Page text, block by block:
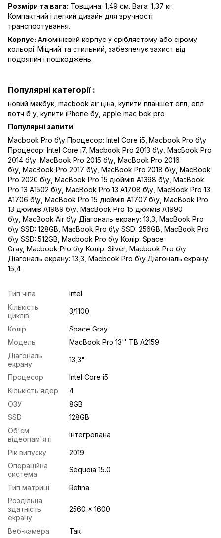
Розміри та вага: Товщина: 1,49 см. Вага: 1,37 кг.
Компактний і легкий дизайн для зручності
транспортування.
Корпус: Алюмінієвий корпус у сріблястому або сірому
кольорі. Міцний та стильний, забезпечує захист від
подряпин і пошкоджень.
Популярні категорії :
новий макбук, macbook air ціна, купити планшет епл, епл
вотч б у, купити iPhone бу, apple mac bok pro
Популярні запити:
Macbook Pro б\у Процесор: Intel Core i5, Macbook Pro б\у
Процесор: Intel Core i7, Macbook Pro 2013 б\у, MacBook Pro
2014 б\у, MacBook Pro 2015 б\у, MacBook Pro 2016
б\у, MacBook Pro 2017 б\у, MacBook Pro 2018 б\у, MacBook
Pro 2020 б\у, MacBook Pro 15 дюймів A1398 б\у, MacBook
Pro 13 A1502 б\у, MacBook Pro 13 A1708 б\у, MacBook Pro 13
A1706 б\у, MacBook Pro 15 дюймів A1707 б\у, MacBook Pro
13 дюймів A1989 б\у, MacBook Pro 15 дюймів A1990
б\у, MacBook Air б\у Діагональ екрану: 13,3, MacBook Pro
б\у SSD: 128GB, MacBook Pro б\у SSD: 256GB, MacBook Pro
б\у SSD: 512GB, Macbook Pro б\у Колір: Space
Gray, Macbook Pro б\у Колір: Silver, Macbook Pro б\у
Діагональ екрану: 13,3, Macbook Pro б\у Діагональ екрану:
15,4
Тип чіпа
Intel
Кількість
циклів
3/1100
Колір
Space Gray
Модель
MacBook Pro 13'' TB A2159
Діагональ
екрану
13,3"
Процесор
Intel Core i5
Кількість ядер
4
ОЗУ
8GB
SSD
128GB
Об'єм
відеопам'яті
Інтегрована
Рік випуску
2019
Операційна
система
Sequoia 15.0
Тип матриці
Retina
Роздільна
здатність
екрану
2560 x 1600
Веб-камера Так